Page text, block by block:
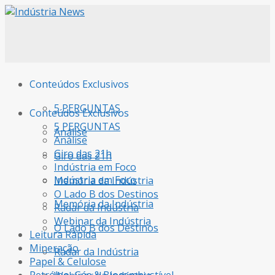
Conteúdos Exclusivos
5 PERGUNTAS
Análise
Giro das 21h
Indústria em Foco
Memória da Indústria
O Lado B dos Destinos
Radar da Indústria
Conteúdos Exclusivos
5 PERGUNTAS
Análise
Giro das 21h
Indústria em Foco
Memória da Indústria
O Lado B dos Destinos
Radar da Indústria
Webinar da Indústria
Leitura Rápida
Mineração
Papel & Celulose